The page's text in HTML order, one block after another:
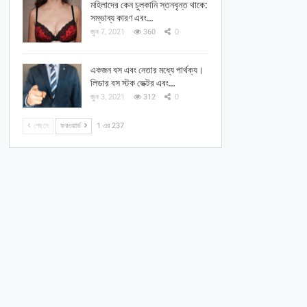
মহিলাদের কেন চুলকানি স্তনবৃন্ত থাকে:
সম্ভাব্য কারণ এবং…
জুন 7, 2021 360 0
একজন বস এবং নেতার মধ্যে পার্থক্য।
লিডার বস স্টক ভেক্টর এবং…
জুন 3, 2021 312 0
পেছনে ফরওয়ার্ড 1 এর 237